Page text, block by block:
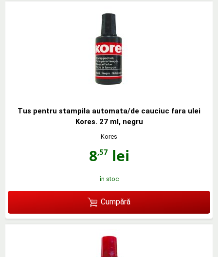
Tus pentru stampila automata/de cauciuc fara ulei
Kores. 27 ml, negru
Kores
8,57lei
în stoc
Cumpără